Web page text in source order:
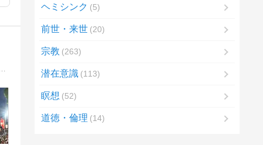
ヘミシンク 5
前世・来世 20
宗教 263
潜在意識 113
瞑想 52
道徳・倫理 14